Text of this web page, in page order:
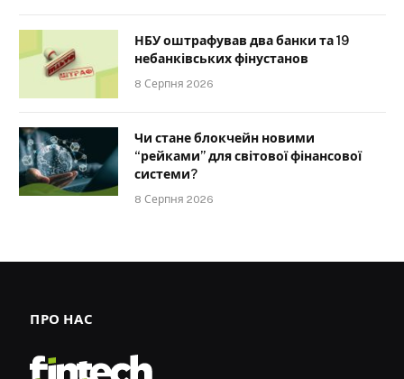
НБУ оштрафував два банки та 19
небанківських фінустанов
8 Серпня 2026
Чи стане блокчейн новими
“рейками” для світової фінансової
системи?
8 Серпня 2026
ПРО НАС